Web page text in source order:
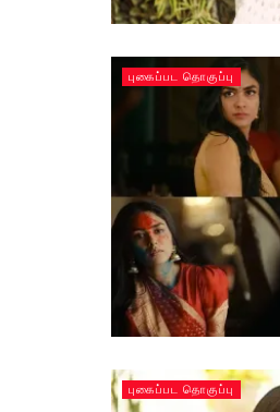
புகைப்பட தொகுப்பு
புகைப்பட தொகுப்பு